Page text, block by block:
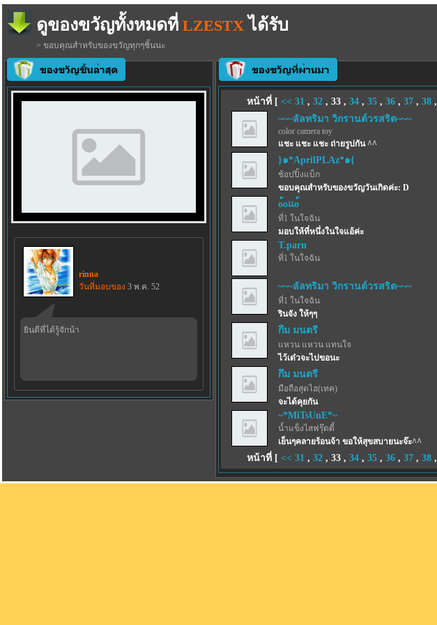
ดูของขวัญทั้งหมดที่ LZESTX ได้รับ
> ขอบคุณสำหรับของขวัญทุกๆชิ้นนะ
rinna
วันที่มอบของ 3 พ.ค. 52
ยินดีที่ได้รู้จักน้า
หน้าที่ [ << 31 , 32, 33, 34, 35, 36, 37, 38,
~~~ลัลทริมา วิกรานต์วรสริต~~~
color camera toy
แชะ แชะ แชะ ถ่ายรูปกัน ^^
}๑*AprilPLAz*๑{
ช้อปปิ้งแบ็ก
ขอบคุณสำหรับของขวัญวันเกิดค่ะ: D
o้oแo้
ที่1 ในใจฉัน
มอบให้ที่หนึ่งในใจแอ้ค่ะ
T.parn
ที่1 ในใจฉัน
~~~ลัลทริมา วิกรานต์วรสริต~~~
ที่1 ในใจฉัน
รินจัง ให้ๆๆ
กึม มนตรี
แหวน แหวน แทนใจ
ไว้เด๋วจะไปขอนะ
กึม มนตรี
มือถือสุดไฮ(เทค)
จะได้คุยกัน
~*MiTsUnE*~
น้ำแข็งไสฟรุ๊ตตี้
เย็นๆคลายร้อนจ้า ขอให้สุขสบายนะจ๊ะ^^
หน้าที่ [ << 31 , 32, 33, 34, 35, 36, 37, 38,